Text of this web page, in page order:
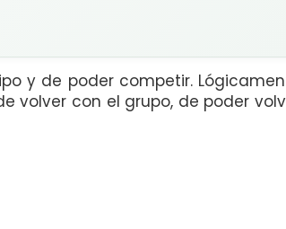
y de poder competir.
volver con el grupo, de poder